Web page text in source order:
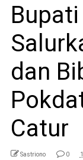
dan
Catur
Sastriono 0